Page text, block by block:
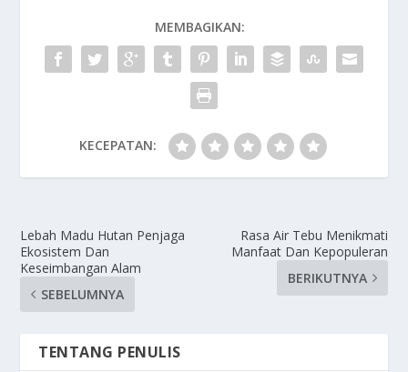
MEMBAGIKAN:
KECEPATAN:
Lebah Madu Hutan Penjaga
Ekosistem Dan
Keseimbangan Alam
SEBELUMNYA
Rasa Air Tebu Menikmati
Manfaat Dan Kepopuleran
BERIKUTNYA
TENTANG PENULIS